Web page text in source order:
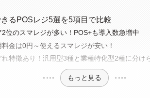
るPOSレジ5選を5項目で比較
位のスマレジが多い！POS+も導入数急増中
金は0円～使えるスマレジが安い！
特徴あり！汎用型3種と業種特化型2種に分け
もっと見る